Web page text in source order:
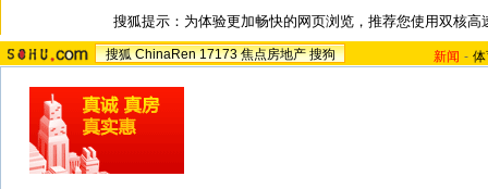
搜狐提示：为体验更加畅快的网页浏览，推荐您使用双核高
搜狐 ChinaRen 17173 焦点房地产 搜狗 新闻 -